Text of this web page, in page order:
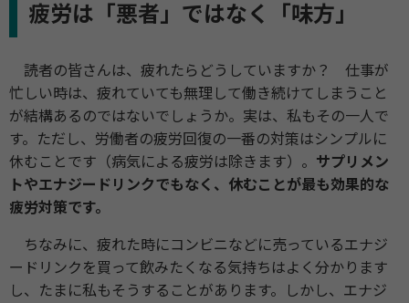
疲労は「悪者」ではなく「味方」
読者の皆さんは、疲れたらどうしていますか？ 仕事が
忙しい時は、疲れていても無理して働き続けてしまうこと
が結構あるのではないでしょうか。実は、私もその一人で
す。ただし、労働者の疲労回復の一番の対策はシンプルに
休むことです（病気による疲労は除きます）。 サプリメン
トやエナジードリンクでもなく、休むことが最も効果的な
疲労対策です。
ちなみに、疲れた時にコンビニなどに売っているエナジ
ードリンクを買って飲みたくなる気持ちはよく分かります
し、たまに私もそうすることがあります。しかし、エナジ